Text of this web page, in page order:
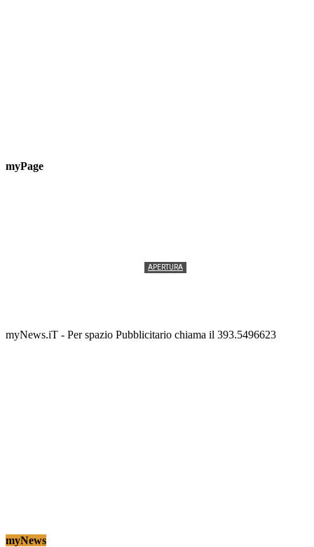
myPage
APERTURA
myNews.iT - Per spazio Pubblicitario chiama il 393.5496623
myNews